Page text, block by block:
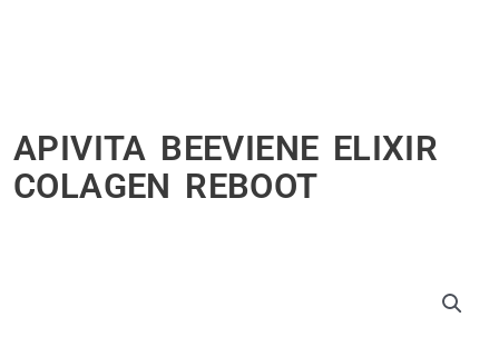
APIVITA BEEVIENE ELIXIR
COLAGEN REBOOT